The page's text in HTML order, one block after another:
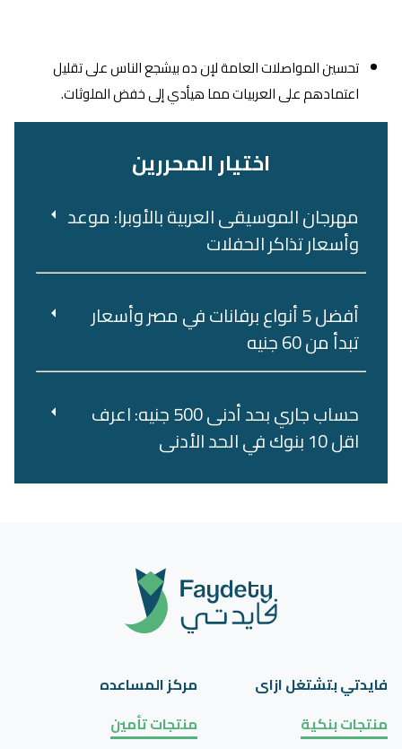
تحسين المواصلات العامة لإن ده بيشجع الناس على تقليل
اعتمادهم على العربيات مما هيأدي إلى خفض الملوثات.
اختيار المحررين
مهرجان الموسيقى العربية بالأوبرا: موعد
وأسعار تذاكر الحفلات
أفضل 5 أنواع برفانات في مصر وأسعار
تبدأ من 60 جنيه
حساب جاري بحد أدنى 500 جنيه: اعرف
اقل 10 بنوك في الحد الأدنى
فايدتي بتشتغل ازاى
مركز المساعده
منتجات بنكية
منتجات تأمين